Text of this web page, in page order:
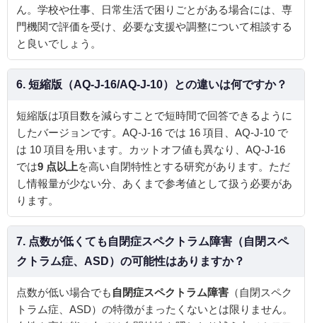
ん。学校や仕事、日常生活で困りごとがある場合には、専
門機関で評価を受け、必要な支援や調整について相談する
と良いでしょう。
6. 短縮版（AQ‑J‑16/AQ‑J‑10）との違いは何ですか？
短縮版は項目数を減らすことで短時間で回答できるように
したバージョンです。AQ‑J‑16 では 16 項目、AQ‑J‑10 で
は 10 項目を用います。カットオフ値も異なり、AQ‑J‑16
では9 点以上を高い自閉特性とする研究があります。ただ
し情報量が少ない分、あくまで参考値として扱う必要があ
ります。
7. 点数が低くても 自閉症スペクトラム障害 （自閉スペ
クトラム症、ASD）の可能性はありますか？
点数が低い場合でも 自閉症スペクトラム障害 （自閉スペク
トラム症、ASD）の特徴がまったくないとは限りません。